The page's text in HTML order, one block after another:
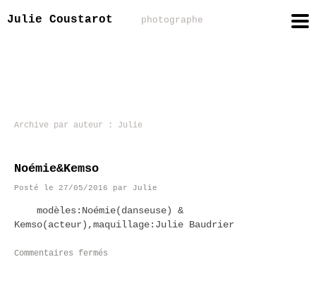
Julie Coustarot photographe
Archive par auteur : Julie
Noémie&Kemso
Posté le 27/05/2016 par Julie
modèles:Noémie(danseuse) &
Kemso(acteur),maquillage:Julie Baudrier
Commentaires fermés